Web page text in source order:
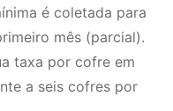
é coletada para
mês (parcial).
taxa por cofre em
a seis cofres por